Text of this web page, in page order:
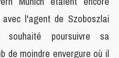
l'agent de Szoboszlai
poursuivre sa
de moindre envergure où il